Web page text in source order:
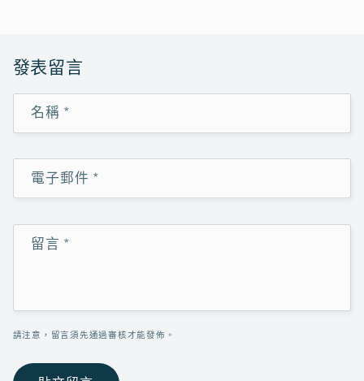
發表留言
名稱 *
電子郵件 *
留言 *
請注意，留言須先通過審核才能發佈。